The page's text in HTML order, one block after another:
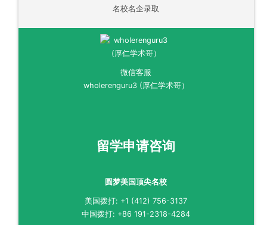
名校名企录取
微信客服
wholerenguru3 (厚仁学术哥）
留学申请咨询
圆梦美国顶尖名校
美国拨打: +1 (412) 756-3137
中国拨打: +86 191-2318-4284